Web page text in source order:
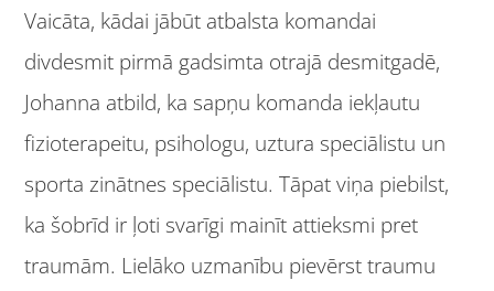
Vaicāta, kādai jābūt atbalsta komandai
divdesmit pirmā gadsimta otrajā desmitgadē,
Johanna atbild, ka sapņu komanda iekļautu
fizioterapeitu, psihologu, uztura speciālistu un
sporta zinātnes speciālistu. Tāpat viņa piebilst,
ka šobrīd ir ļoti svarīgi mainīt attieksmi pret
traumām. Lielāko uzmanību pievērst traumu